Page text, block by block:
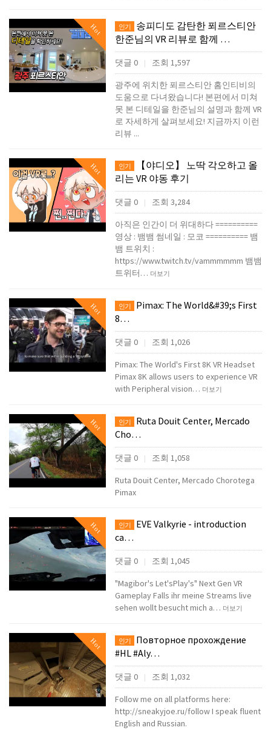
Hot 인기
송피디도 감탄한 푀르스티안
한준님의 VR 리뷰로 함께 …
댓글 0 조회 1,597
광주에 위치한 푀르스티안 홈인티비의
도움으로 다녀왔습니다! 본편에서 미쳐
못 본 디테일을 한준님의 설명과 함께 VR
로 자세하게 살펴보세요! 지금까지 이런
리뷰 ...
Hot 인기
【야디오】 노딱 각오하고 올
리는 VR 야동 후기
댓글 0 조회 3,284
아직은 인간이 더 위대하다 ==========
영상 : 뱀뱀 썸네일 : 모코 ========== 뱀
뱀 트위치 :
https://www.twitch.tv/vammmmmm 뱀뱀
트위터… 더보기
Hot 인기
Pimax: The World&#39;s First
8…
댓글 0 조회 1,026
Pimax: The World's First 8K VR Headset
Pimax 8K allows users to experience VR
with Peripheral vision… 더보기
Hot 인기
Ruta Douit Center, Mercado
Cho…
댓글 0 조회 1,058
Ruta Douit Center, Mercado Chorotega
Pimax
Hot 인기
EVE Valkyrie - introduction
ca…
댓글 0 조회 1,045
"Magibor's Let'sPlay's" Next Gen VR
Gameplay Falls ihr meine Streams live
sehen wollt besucht mich a… 더보기
Hot 인기
Повторное прохождение
#HL #Aly…
댓글 0 조회 1,032
Follow me on all platforms here:
http://sneakyjoe.ru/follow I speak fluent
English and Russian.